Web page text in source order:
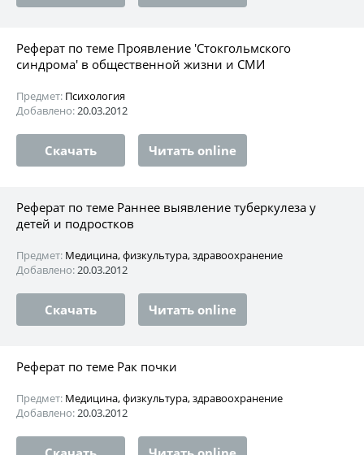
Реферат по теме Проявление 'Стокгольмского
синдрома' в общественной жизни и СМИ
Предмет: Психология
Добавлено:20.03.2012
Скачать Читать online
Реферат по теме Раннее выявление туберкулеза у
детей и подростков
Предмет: Медицина, физкультура, здравоохранение
Добавлено:20.03.2012
Скачать Читать online
Реферат по теме Рак почки
Предмет: Медицина, физкультура, здравоохранение
Добавлено:20.03.2012